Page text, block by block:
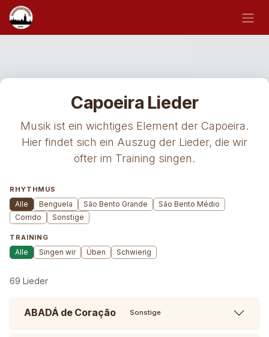
Zum Inhalt springen
Capoeira Lieder
Musik ist ein wichtiges Element der Capoeira.
Hier findet sich ein Auszug der Lieder, die wir
öfter im Training singen.
RHYTHMUS
Alle Benguela São Bento Grande
São Bento Médio
Corrido
Sonstige
TRAINING
Alle Singen wir Üben Schwierig
69 Lieder
ABADÁ de Coração Sonstige